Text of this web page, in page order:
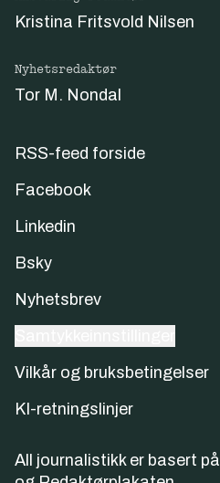
Kristina Fritsvold Nilsen
Nyhetsredaktør
Tor M. Nondal
RSS-feed forside
Facebook
Linkedin
Bsky
Nyhetsbrev
Vilkår og bruksbetingelser
KI-retningslinjer
All journalistikk er basert på